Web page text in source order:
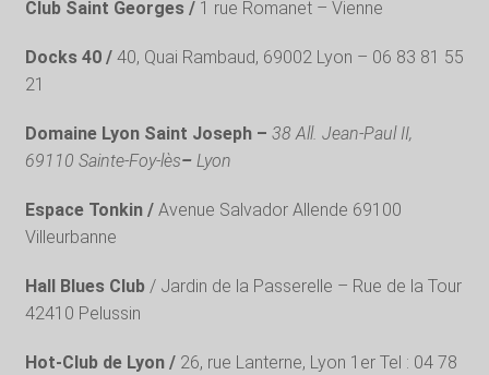
Club Saint Georges / 1 rue Romanet – Vienne
Docks 40 / 40, Quai Rambaud, 69002 Lyon – 06 83 81 55
21
Domaine Lyon Saint Joseph – 38 All. Jean-Paul II,
69110 Sainte-Foy-lès–Lyon
Espace Tonkin / Avenue Salvador Allende 69100
Villeurbanne
Hall Blues Club / Jardin de la Passerelle – Rue de la Tour
42410 Pelussin
Hot-Club de Lyon / 26, rue Lanterne, Lyon 1er Tel : 04 78